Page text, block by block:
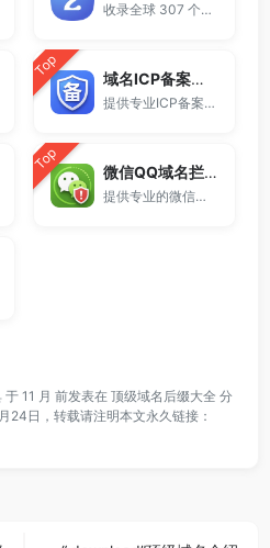
收录全球 307 个两字符域名后缀。
Top 域名ICP备案查询
提供专业ICP备案查询与网站备案信息查询服务，支持域名备案号查询、网站是否备案检测及备案信息快速获取，适用于站长工具、域名检测与SEO分析。
Top 微信QQ域名拦截检测
提供专业的微信拦截检测、QQ拦截检测、域名被墙检测服务，一键查询网站是否被封、被拦截或被限制访问。
于 11 月 前发表在 顶级域名后缀大全 分
24日，转载请注明本文永久链接：